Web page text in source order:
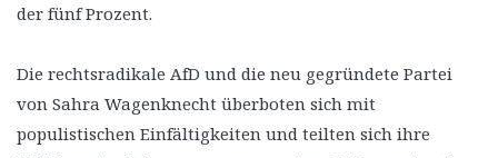
der fünf Prozent.
Die rechtsradikale AfD und die neu gegründete Partei
von Sahra Wagenknecht überboten sich mit
populistischen Einfältigkeiten und teilten sich ihre